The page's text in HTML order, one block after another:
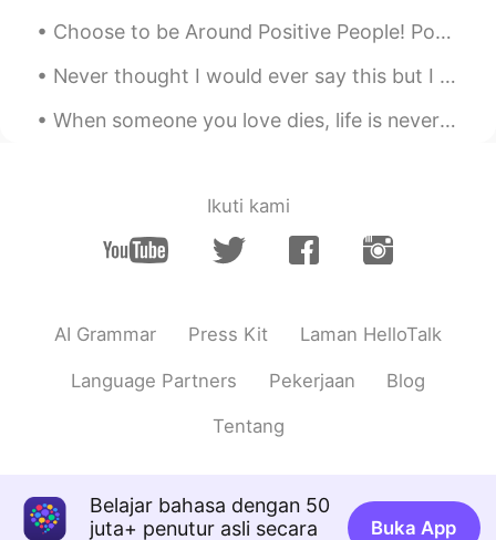
Choose to be Around Positive People! Positivity is contagious - so is negativity. Choose to spend...
Never thought I would ever say this but I miss flying. For the past 7 years traveling for busines...
When someone you love dies, life is never quite the same. You just slowly learn how to go on with...
Ikuti kami
AI Grammar Press Kit Laman HelloTalk
Language Partners Pekerjaan Blog
Tentang
Belajar bahasa dengan 50
juta+ penutur asli secara
Buka App